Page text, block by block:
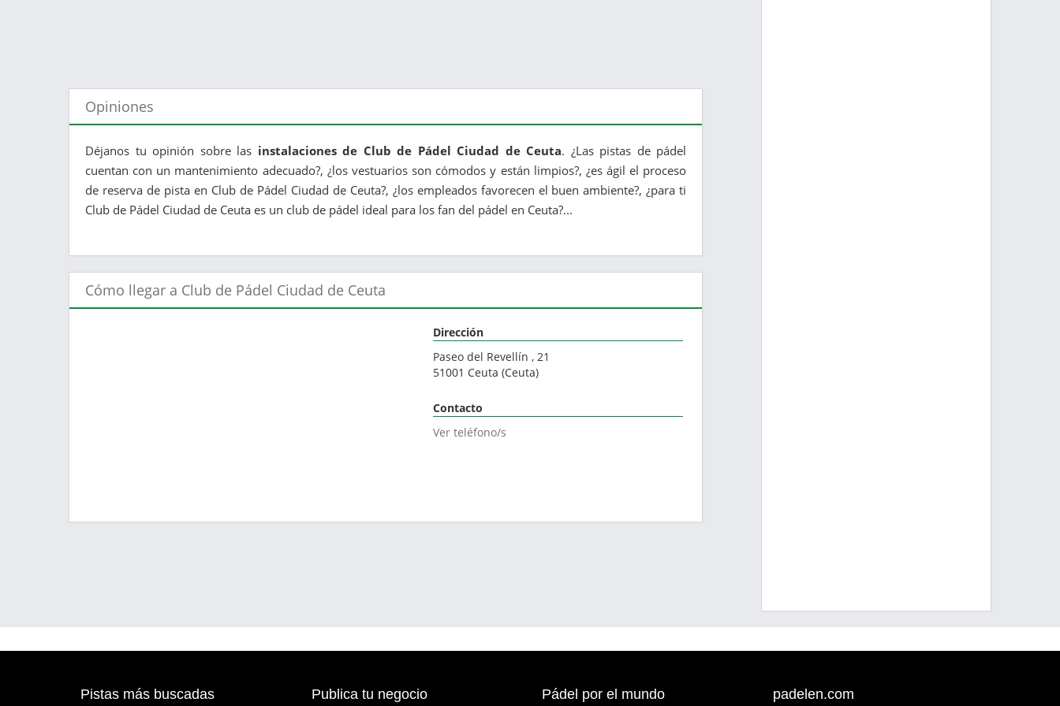
Opiniones
Déjanos tu opinión sobre las instalaciones de Club de Pádel Ciudad de Ceuta. ¿Las pistas de pádel
cuentan con un mantenimiento adecuado?, ¿los vestuarios son cómodos y están limpios?, ¿es ágil el proceso
de reserva de pista en Club de Pádel Ciudad de Ceuta?, ¿los empleados favorecen el buen ambiente?, ¿para ti
Club de Pádel Ciudad de Ceuta es un club de pádel ideal para los fan del pádel en Ceuta?...
Cómo llegar a Club de Pádel Ciudad de Ceuta
Dirección
Paseo del Revellín , 21
51001 Ceuta (Ceuta)
Contacto
Ver teléfono/s
Pistas más buscadas Publica tu negocio Pádel por el mundo padelen.com